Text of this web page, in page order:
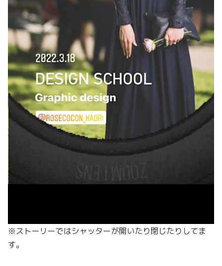
※ストーリーではシャッターが開いたり閉じたりしてま
す。